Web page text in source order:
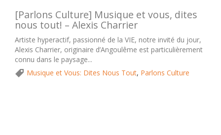
[Parlons Culture] Musique et vous, dites
nous tout! – Alexis Charrier
Artiste hyperactif, passionné de la VIE, notre invité du jour,
Alexis Charrier, originaire d’Angoulême est particulièrement
connu dans le paysage...
Musique et Vous: Dites Nous Tout, Parlons Culture